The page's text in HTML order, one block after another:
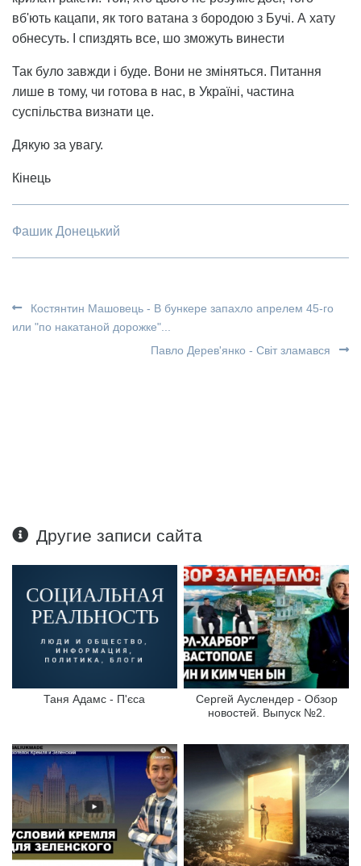
вб'ють кацапи, як того ватана з бородою з Бучі. А хату
обнесуть. І спиздять все, шо зможуть винести
Так було завжди і буде. Вони не зміняться. Питання
лише в тому, чи готова в нас, в Україні, частина
суспільства визнати це.
Дякую за увагу.
Кінець
Фашик Донецький
Костянтин Машовець - В бункере запахло апрелем 45-го
или "по накатаной дорожке"...
Павло Дерев'янко - Світ зламався
Другие записи сайта
Таня Адамс - П'єса
Сергей Ауслендер - Обзор
новостей. Выпуск №2.